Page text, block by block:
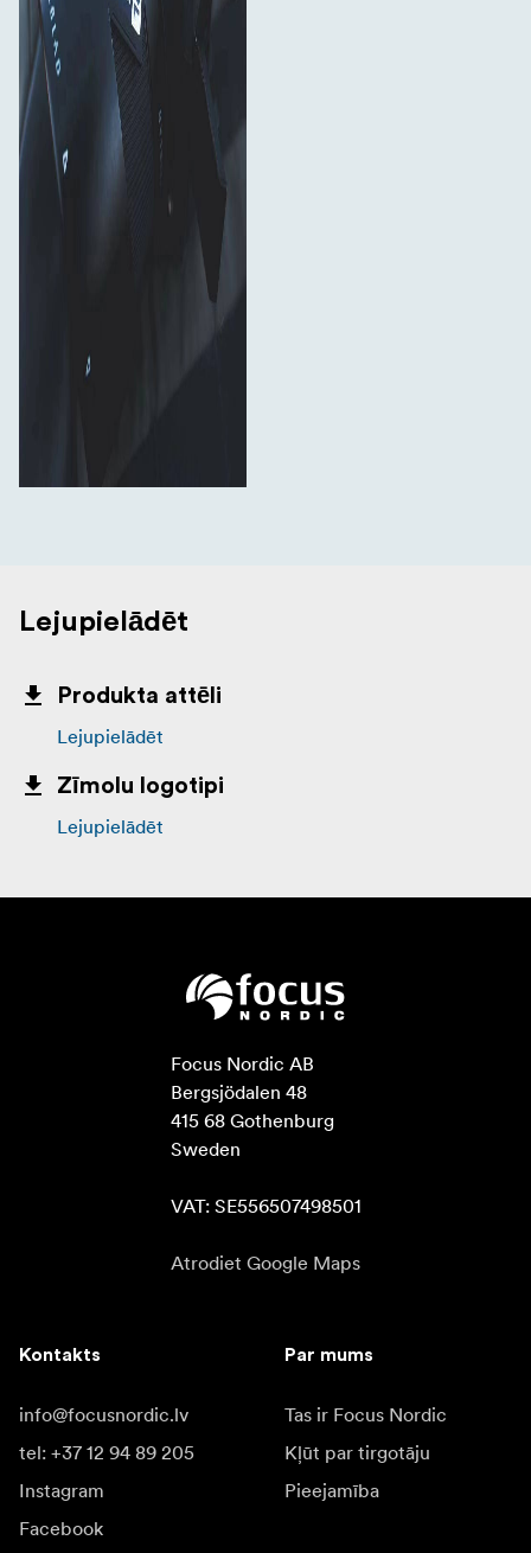
Lejupielādēt
Produkta attēli
Lejupielādēt
Zīmolu logotipi
Lejupielādēt
Focus Nordic AB
Bergsjödalen 48
415 68 Gothenburg
Sweden
VAT: SE556507498501
Atrodiet Google Maps
Kontakts
info@focusnordic.lv
tel: +37 12 94 89 205
Instagram
Facebook
Par mums
Tas ir Focus Nordic
Kļūt par tirgotāju
Pieejamība